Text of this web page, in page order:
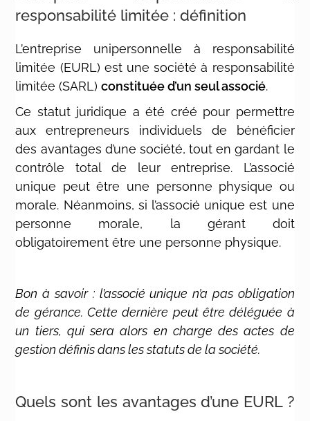
responsabilité limitée : définition
L’entreprise unipersonnelle à responsabilité
limitée (EURL) est une société à responsabilité
limitée (SARL)constituée d’un seul associé.
Ce statut juridique a été créé pour permettre
aux entrepreneurs individuels de bénéficier
des avantages d’une société, tout en gardant le
contrôle total de leur entreprise. L’associé
unique peut être une personne physique ou
morale. Néanmoins, si l’associé unique est une
personne morale, la gérant doit
obligatoirement être une personne physique.
Bon à savoir : l’associé unique n’a pas obligation
de gérance. Cette dernière peut être déléguée à
un tiers, qui sera alors en charge des actes de
gestion définis dans les statuts de la société.
Quels sont les avantages d’une EURL ?